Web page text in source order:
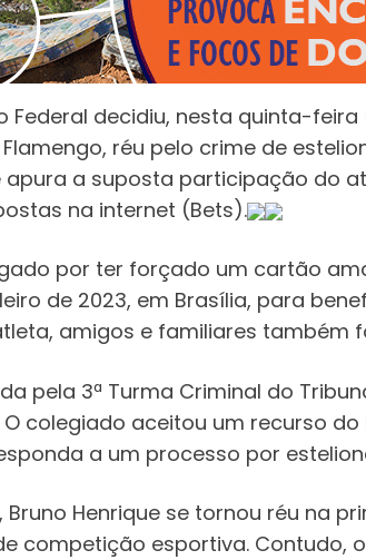
Federal decidiu, nesta quinta-
Flamengo, réu pelo crime de
apura a suposta participação do
na internet (Bets).
por ter forçado um cartão
de 2023, em Brasília, para
amigos e familiares também
pela 3ª Turma Criminal do
O colegiado aceitou um recurso
a um processo por
Bruno Henrique se tornou réu na
competição esportiva. Contudo,